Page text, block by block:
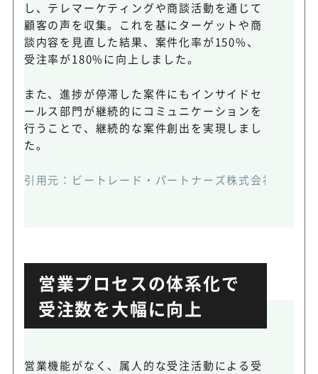
し、テレマーケティングや商談活動を通じて
顧客の声を収集。これを基にターゲットや商
談内容を見直した結果、案件化率が150%、
受注率が180%に向上しました。
また、進捗が停滞した案件にもインサイドセ
ールス部門が継続的にコミュニケーションを
行うことで、継続的な案件創出を実現しまし
た。
引用元： ビートレード・パートナーズ株式会社公式HP
営業プロセスの体系化で
受注数を大幅に向上
営業機能がなく、属人的な受注活動による受